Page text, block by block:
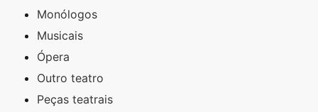
Monólogos
Musicais
Ópera
Outro teatro
Peças teatrais